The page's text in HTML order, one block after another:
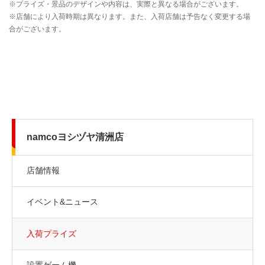
namcoヨシヅヤ清洲店
店舗情報
イベント&ニュース
入荷プライズ